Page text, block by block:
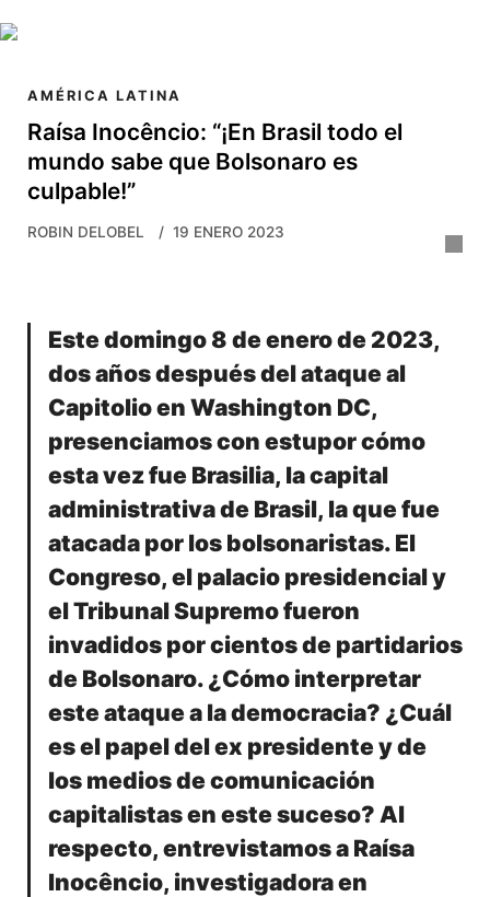
Raísa Inocêncio: “¡En Brasil todo el
mundo sabe que Bolsonaro es
culpable!”
ROBIN DELOBEL 19 ENERO 2023
Este domingo 8 de enero de 2023,
dos años después del ataque al
Capitolio en Washington DC,
presenciamos con estupor cómo
esta vez fue Brasilia, la capital
administrativa de Brasil, la que fue
atacada por los bolsonaristas. El
Congreso, el palacio presidencial y
el Tribunal Supremo fueron
invadidos por cientos de partidarios
de Bolsonaro. ¿Cómo interpretar
este ataque a la democracia? ¿Cuál
es el papel del ex presidente y de
los medios de comunicación
capitalistas en este suceso? Al
respecto, entrevistamos a Raísa
Inocêncio, investigadora en
AMÉRICA LATINA